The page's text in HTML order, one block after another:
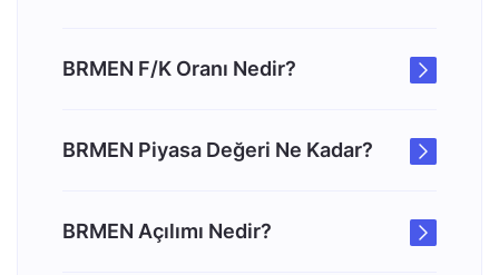
BRMEN F/K Oranı Nedir?
BRMEN Piyasa Değeri Ne Kadar?
BRMEN Açılımı Nedir?